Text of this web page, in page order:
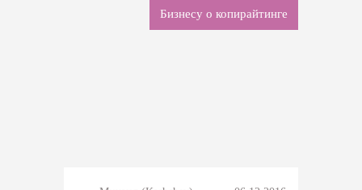
Бизнесу о копирайтинге